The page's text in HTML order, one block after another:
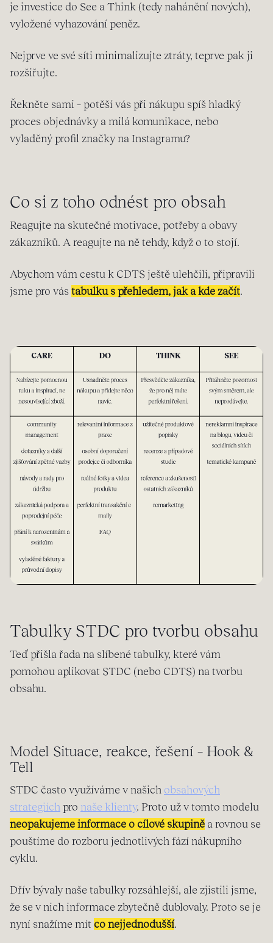
je investice do See a Think (tedy nahánění nových),
vyložené vyhazování peněz.
Nejprve ve své síti minimalizujte ztráty, teprve pak ji
rozšiřujte.
Řekněte sami – potěší vás při nákupu spíš hladký
proces objednávky a milá komunikace, nebo
vyladěný profil značky na Instagramu?
Co si z toho odnést pro obsah
Reagujte na skutečné motivace, potřeby a obavy
zákazníků. A reagujte na ně tehdy, když o to stojí.
Abychom vám cestu k CDTS ještě ulehčili, připravili
jsme pro vás tabulku s přehledem, jak a kde začít.
Tabulky STDC pro tvorbu obsahu
Teď přišla řada na slíbené tabulky, které vám
pomohou aplikovat STDC (nebo CDTS) na tvorbu
obsahu.
Model Situace, reakce, řešení – Hook &
Tell
STDC často využíváme v našich obsahových
strategiích pro naše klienty. Proto už v tomto modelu
neopakujeme informace o cílové skupině a rovnou se
pouštíme do rozboru jednotlivých fází nákupního
cyklu.
Dřív bývaly naše tabulky rozsáhlejší, ale zjistili jsme,
že se v nich informace zbytečně dublovaly. Proto se je
nyní snažíme mít co nejjednodušší.